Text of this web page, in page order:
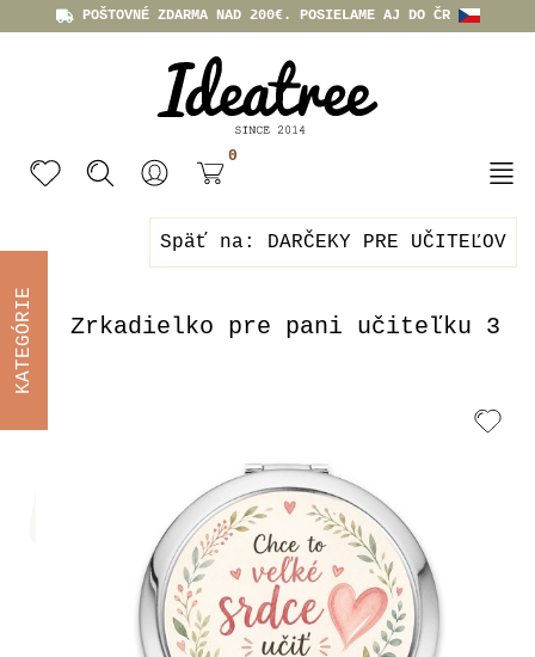
POŠTOVNÉ ZDARMA NAD 200€. POSIELAME AJ DO ČR
0
Späť na: DARČEKY PRE UČITEĽOV
Zrkadielko pre pani učiteľku 3
KATEGÓRIE